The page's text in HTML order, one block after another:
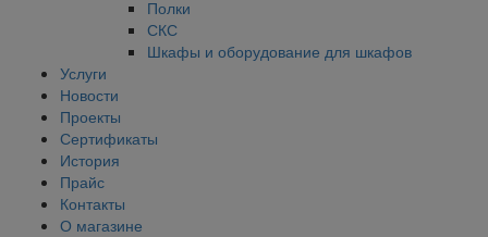
Полки
СКС
Шкафы и оборудование для шкафов
Услуги
Новости
Проекты
Сертификаты
История
Прайс
Контакты
О магазине